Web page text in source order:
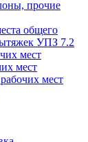
прочие
общего
УПЗ 7.2
мест
мест
мест